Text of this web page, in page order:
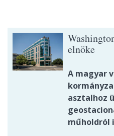
elnöke
A magyar
asztalhoz
műholdról